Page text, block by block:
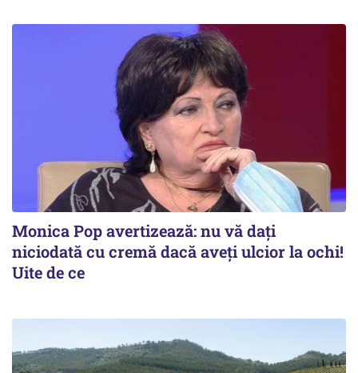
Monica Pop avertizează: nu vă dați
niciodată cu cremă dacă aveți ulcior la ochi!
Uite de ce